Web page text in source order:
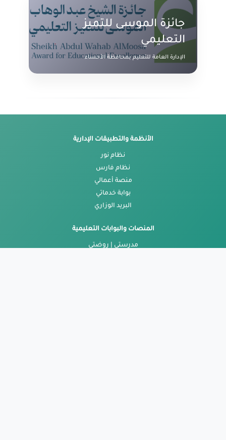
جائزة الموسى للتميز
التعليمي
الإدارة العامة للتعليم بمحافظة الأحساء
الأنظمة والتطبيقات الإدارية
نظام نور
نظام فارس
منصة أعمالي
بوابة خدماتي
البريد الوزاري
المنصات والبوابات التعليمية
مدرستي | روضتي